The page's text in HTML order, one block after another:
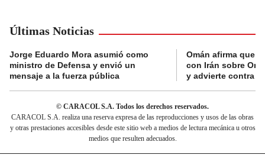
Últimas Noticias
Jorge Eduardo Mora asumió como
ministro de Defensa y envió un
mensaje a la fuerza pública
Omán afirma que
con Irán sobre
y advierte contra
© CARACOL S.A. Todos los derechos reservados.
CARACOL S.A. realiza una reserva expresa de las reproducciones y usos de las obras
y otras prestaciones accesibles desde este sitio web a medios de lectura mecánica u otros
medios que resulten adecuados.